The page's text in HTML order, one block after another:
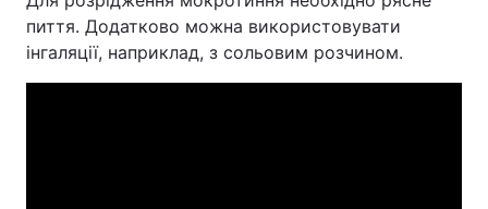
пиття. Додатково можна використовувати
інгаляції, наприклад, з сольовим розчином.